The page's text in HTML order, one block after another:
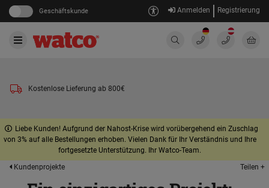
Geschäftskunde Anmelden Registrierung
Kostenlose Lieferung ab 800€
Liebe Kunden! Aufgrund der Nahost-Krise wird vorübergehend ein Zuschlag
von 3% auf alle Bestellungen erhoben. Vielen Dank für Ihr Verständnis und Ihre
fortgesetzte Unterstützung. Ihr Watco-Team.
Kundenprojekte
Teilen +